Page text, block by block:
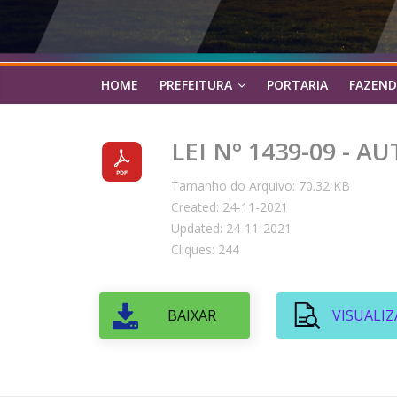
HOME PREFEITURA PORTARIA
LEI Nº 1439-09 -
Tamanho do Arquivo: 70.32 KB
Created: 24-11-2021
Updated: 24-11-2021
Cliques: 244
BAIXAR